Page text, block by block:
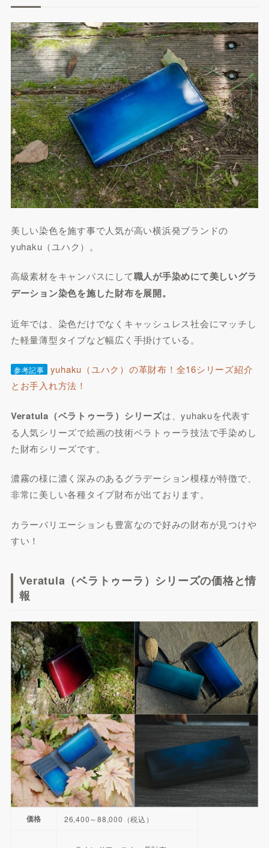
美しい染色を施す事で人気が高い横浜発ブランドの
yuhaku（ユハク）。
高級素材をキャンパスにして職人が手染めにて美しいグラ
デーション染色を施した財布を展開。
近年では、染色だけでなくキャッシュレス社会にマッチし
た軽量薄型タイプなど幅広く手掛けている。
参考記事
yuhaku（ユハク）の革財布！全16シリーズ紹介
とお手入れ方法！
Veratula（ベラトゥーラ）シリーズは、yuhakuを代表す
る人気シリーズで絵画の技術ベラトゥーラ技法で手染めし
た財布シリーズです。
濃霧の様に濃く深みのあるグラデーション模様が特徴で、
非常に美しい各種タイプ財布が出ております。
カラーバリエーションも豊富なので好みの財布が見つけや
すい！
Veratula（ベラトゥーラ）シリーズの価格と情
報
価格 26,400～88,000（税込）